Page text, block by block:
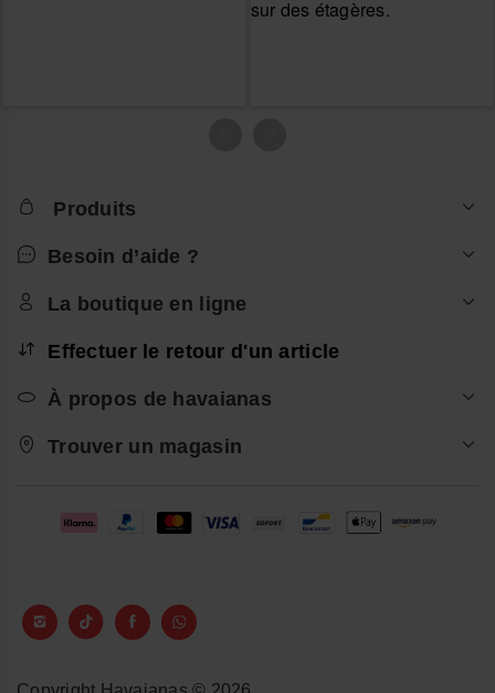
Produits
Besoin d’aide ?
La boutique en ligne
Effectuer le retour d'un article
À propos de havaianas
Trouver un magasin